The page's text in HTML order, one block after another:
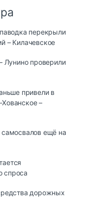
перекрыли
– Килачевское
Лунино проверили
привели в
–
самосвалов ещё на
спроса
дорожных